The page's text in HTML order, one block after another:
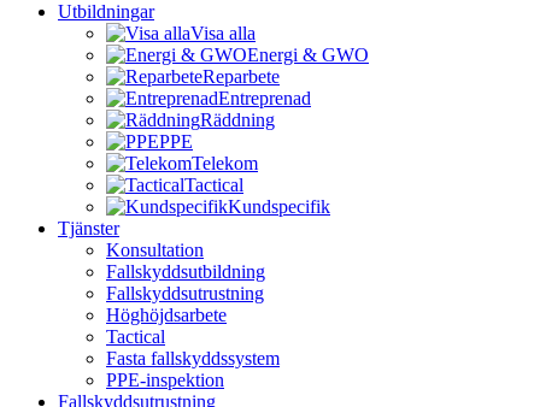
Utbildningar
Visa alla
Energi & GWO
Reparbete
Entreprenad
Räddning
PPE
Telekom
Tactical
Kundspecifik
Tjänster
Konsultation
Fallskyddsutbildning
Fallskyddsutrustning
Höghöjdsarbete
Tactical
Fasta fallskyddssystem
PPE-inspektion
Fallskyddsutrustning